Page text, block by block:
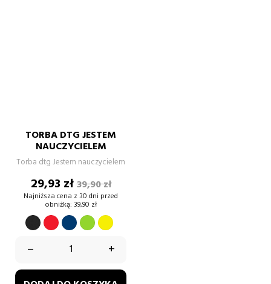
TORBA DTG JESTEM
NAUCZYCIELEM
Torba dtg Jestem nauczycielem
Cena
29,93 złCena
podstawowa
39,90 zł
Najniższa cena z 30 dni przed
obniżką: 39,90 zł
CZARNYCZERWONY
GRANATOWY
ZielonyŻółty
– +